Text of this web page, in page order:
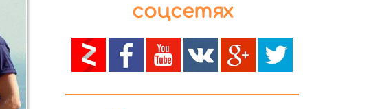
соцсетях